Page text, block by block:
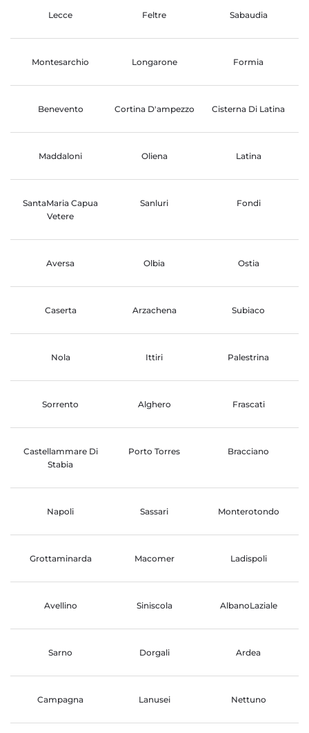
Lecce Feltre Sabaudia
Montesarchio Longarone Formia
Benevento Cortina D'ampezzo Cisterna Di Latina
Maddaloni Oliena Latina
SantaMaria Capua
Vetere
Sanluri Fondi
Aversa Olbia Ostia
Caserta Arzachena Subiaco
Nola Ittiri Palestrina
Sorrento Alghero Frascati
Castellammare Di
Stabia
Porto Torres Bracciano
Napoli Sassari Monterotondo
Grottaminarda Macomer Ladispoli
Avellino Siniscola AlbanoLaziale
Sarno Dorgali Ardea
Campagna Lanusei Nettuno